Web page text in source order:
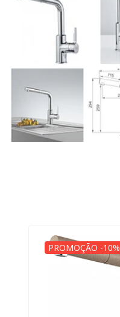
PROMOÇÃO -10%